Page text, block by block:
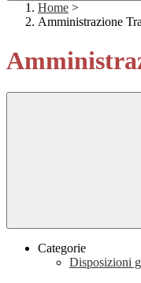
Home >
Amministrazione
Categorie
Disposizioni